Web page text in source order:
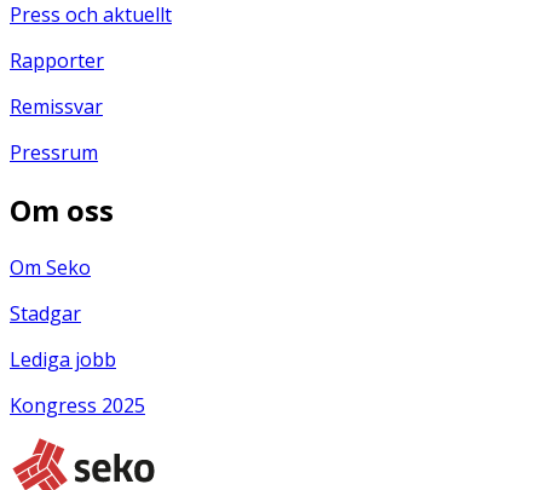
Press och aktuellt
Rapporter
Remissvar
Pressrum
Om oss
Om Seko
Stadgar
Lediga jobb
Kongress 2025